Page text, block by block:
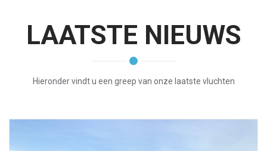
LAATSTE NIEUWS
Hieronder vindt u een greep van onze laatste vluchten